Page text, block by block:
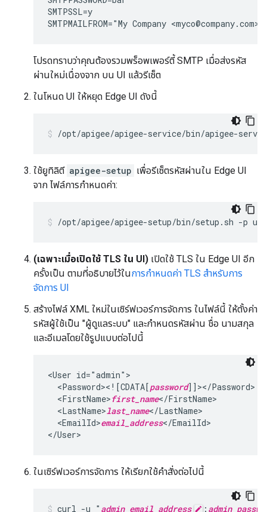
SMTPSSL=y
SMTPMAILFROM="My Company <myco@company.com>"
โปรดทราบว่าคุณต้องรวมพร็อพเพอร์ตี้ SMTP เมื่อส่งรหัส
ผ่านใหม่เนื่องจาก บน UI แล้วรีเซ็ต
ในโหนด UI ให้หยุด Edge UI ดังนี้
/opt/apigee/apigee-service/bin/apigee-
ใช้ยูทิลิตี apigee-setup เพื่อรีเซ็ตรหัสผ่านใน Edge UI
จาก ไฟล์การกำหนดค่า:
/opt/apigee/apigee-setup/bin/setup.sh -p
(เฉพาะเมื่อเปิดใช้ TLS ใน UI) เปิดใช้ TLS ใน Edge UI อีก
ครั้งเป็น ตามที่อธิบายไว้ในการกำหนดค่า TLS สำหรับการ
จัดการ UI
สร้างไฟล์ XML ใหม่ในเซิร์ฟเวอร์การจัดการ ในไฟล์นี้ ให้ตั้งค่า
รหัสผู้ใช้เป็น "ผู้ดูแลระบบ" และกำหนดรหัสผ่าน ชื่อ นามสกุล
และอีเมลโดยใช้รูปแบบต่อไปนี้
<User id="admin">
  <Password><![CDATA[
password]]></Password>
  <FirstName>
first_name</FirstName>
  <LastName>
last_name</LastName>
  <EmailId>
email_address</EmailId>
</User>
ในเซิร์ฟเวอร์การจัดการ ให้เรียกใช้คำสั่งต่อไปนี้
curl -u " admin_email_address :